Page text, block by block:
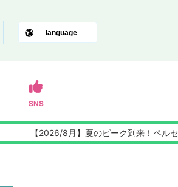
SNS
【2026/8月】夏のピーク到来！ペルセウス